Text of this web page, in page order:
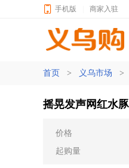
手机版 商家入驻
首页 > 义乌市场 >
摇晃发声网红水
价格
起购量